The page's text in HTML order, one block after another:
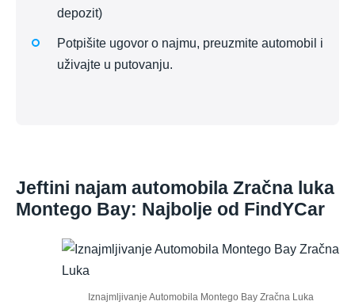
depozit)
Potpišite ugovor o najmu, preuzmite automobil i
uživajte u putovanju.
Jeftini najam automobila Zračna luka
Montego Bay: Najbolje od FindYCar
Iznajmljivanje Automobila Montego Bay Zračna Luka